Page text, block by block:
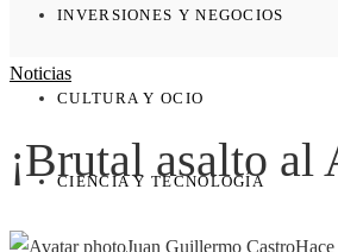
INVERSIONES Y NEGOCIOS
CULTURA Y OCIO
CIENCIA Y TECNOLOGÍA
Noticias
¡Brutal asalto
Juan Guillermo CastroHace